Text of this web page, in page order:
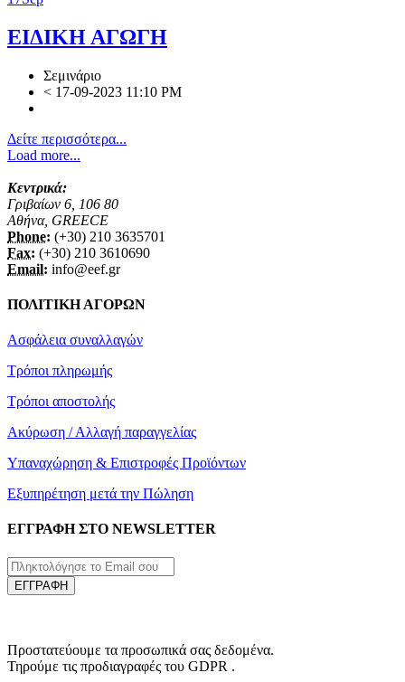
ΕΙΔΙΚΗ ΑΓΩΓΗ
Σεμινάριο
< 17-09-2023 11:10 PM
Δείτε περισσότερα...
Load more...
Κεντρικά:
Γριβαίων 6, 106 80
Αθήνα, GREECE
Phone: (+30) 210 3635701
Fax: (+30) 210 3610690
Email: info@eef.gr
ΠΟΛΙΤΙΚΗ ΑΓΟΡΩΝ
Ασφάλεια συναλλαγών
Τρόποι πληρωμής
Τρόποι αποστολής
Ακύρωση / Αλλαγή παραγγελίας
Υπαναχώρηση & Επιστροφές Προϊόντων
Εξυπηρέτηση μετά την Πώληση
ΕΓΓΡΑΦΗ ΣΤΟ NEWSLETTER
ΕΓΓΡΑΦΗ
Προστατεύουμε τα προσωπικά σας δεδομένα.
Τηρούμε τις προδιαγραφές του GDPR .